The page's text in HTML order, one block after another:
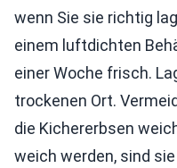
wenn Sie sie richtig
einem luftdichten
einer Woche frisch.
trockenen Ort.
die Kichererbsen
weich werden, sind